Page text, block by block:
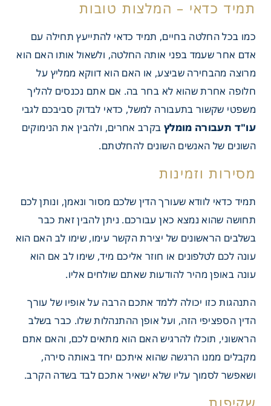
– המלצות טובות
כמו בכל החלטה בחיים, תמיד כדאי להתייעץ תחילה עם
אדם אחר שעמד בפני אותה החלטה, ולשאול אותו האם הוא
מרוצה מהבחירה שביצע, או האם הוא דווקא ממליץ על
חלופה אחרת שהוא לא בחר בה. אם אתם נכנסים להליך
משפטי שקשור בתעבורה למשל, כדאי לבדוק סביבכם לגבי
עו"ד תעבורה מומלץ בקרב אחרים, ולהבין את הנימוקים
השונים של האנשים השונים להחלטתם.
תמיד כדאי לוודא שעורך הדין שלכם מסור ונאמן, ונותן לכם
תחושה שהוא נמצא כאן עבורכם. ניתן להבין זאת כבר
בשלבים הראשונים של יצירת הקשר עימו, שימו לב האם הוא
עונה לכם לטלפונים או חוזר אליכם מיד, שימו לב אם הוא
עונה באופן מהיר להודעות שאתם שולחים אליו.
התנהגות כזו יכולה ללמד אתכם הרבה על אופיו של עורך
הדין הספציפי הזה, ועל אופן ההתנהלות שלו. כבר בשלב
הראשוני, תוכלו להרגיש האם הוא מתאים לכם, והאם אתם
מקבלים ממנו הרגשה שהוא איתכם יחד באותה סירה,
ושאפשר לסמוך עליו שלא ישאיר אתכם לבד בשדה הקרב.